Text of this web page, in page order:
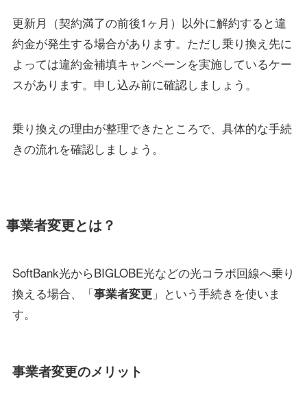
更新月（契約満了の前後1ヶ月）以外に解約すると違
約金が発生する場合があります。ただし乗り換え先に
よっては違約金補填キャンペーンを実施しているケー
スがあります。申し込み前に確認しましょう。
乗り換えの理由が整理できたところで、具体的な手続
きの流れを確認しましょう。
事業者変更とは？
SoftBank光からBIGLOBE光などの光コラボ回線へ乗り
換える場合、「事業者変更」という手続きを使いま
す。
事業者変更のメリット